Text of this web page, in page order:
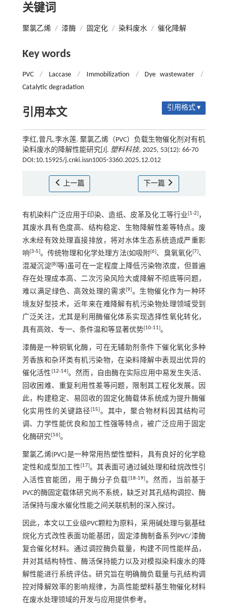
关键词
聚氯乙烯 / 漆酶 / 固定化 / 染料废水 / 催化降解
Key words
PVC / Laccase / Immobilization / Dye wastewater
/
Catalytic degradation
引用本文 引用格式 ▾
李红,曾凡,李水莲. 聚氯乙烯（PVC）负载生物催化剂对有机
染料废水的降解性能研究[J]. 塑料科技, 2025, 53(12): 66-70
DOI:10.15925/j.cnki.issn1005-3360.2025.12.012
上一篇 下一篇
有机染料广泛应用于印染、造纸、皮革及化工等行业[1-2] ，
其废水具有色度高、结构稳定、生物降解性差等特点。废
水未经有效处理直接排放，将对水体生态系统造成严重影
响 [3-5]。传统物理和化学处理方法(如吸附[6]、臭氧氧化[7]、
混凝沉淀[8]等)虽可在一定程度上降低污染物浓度，但普遍
存在处理成本高、二次污染风险大或降解不彻底等问题，
难以满足绿色、高效处理的需求[9]。生物催化作为一种环
境友好型技术，近年来在难降解有机污染物处理领域受到
广泛关注，尤其是利用酶催化体系实现选择性氧化转化，
具有高效、专一、条件温和等显著优势[10-11]。
漆酶是一种铜氧化酶，可在无辅助剂条件下催化氧化多种
芳香族和杂环类有机污染物，在染料降解中表现出优异的
催化活性 [12-14]。然而，自由酶在实际应用中易发生失活、
回收困难、重复利用性差等问题，限制其工程化发展。因
此，构建稳定、易回收的固定化酶载体系统成为提升酶催
化实用性的关键路径[15]。其中，聚合物材料因其结构可
调、力学性能优良和加工性强等特点，被广泛应用于固定
化酶研究[16]。
聚氯乙烯(PVC)是一种常用热塑性塑料，具有良好的化学稳
定性和成型加工性[17]。其表面可通过碱处理和硅烷改性引
入活性官能团，用于酶分子负载[18-19]。然而，当前基于
PVC的酶固定载体研究尚不系统，缺乏对其孔结构调控、酶
活保持与废水催化性能之间关联机制的深入探讨。
因此，本文以工业级PVC颗粒为原料，采用碱处理与氨基硅
烷化方式改性表面功能基团，固定漆酶制备系列PVC/漆酶
复合催化材料。通过调控酶负载量，构建不同性能样品，
并对其结构特性、酶活保持能力以及对模拟染料废水的降
解性能进行系统评估。研究旨在明确酶负载量与孔结构调
控对降解效率的影响规律，为高性能塑料基生物催化材料
在废水处理领域的开发与应用提供参考。